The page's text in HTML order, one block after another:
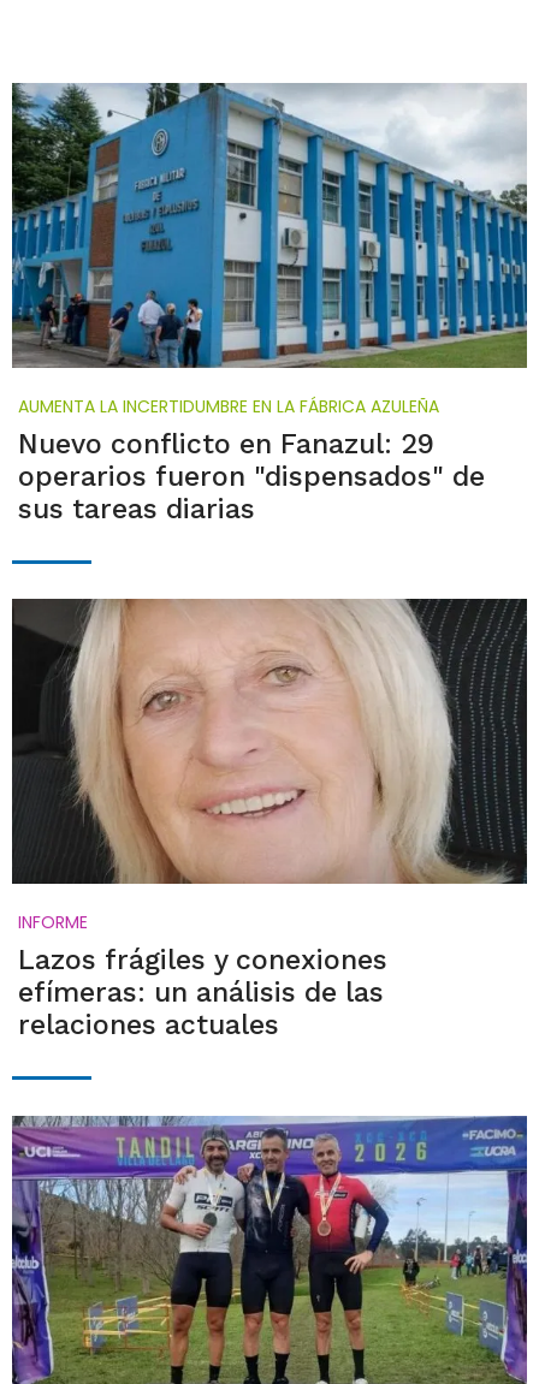
AUMENTA LA INCERTIDUMBRE EN LA FÁBRICA AZULEÑA
Nuevo conflicto en Fanazul: 29
operarios fueron "dispensados" de
sus tareas diarias
INFORME
Lazos frágiles y conexiones
efímeras: un análisis de las
relaciones actuales